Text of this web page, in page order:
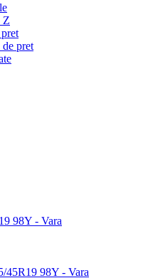
Z
de pret
98Y - Vara
98Y - Vara